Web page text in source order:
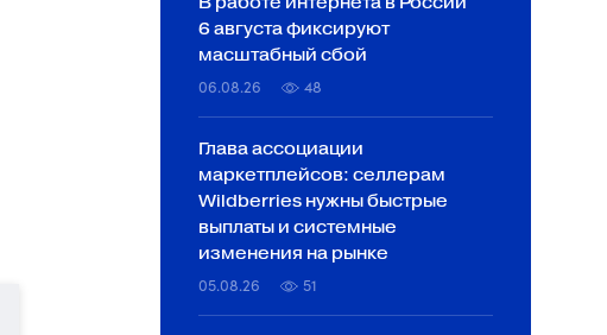
6 августа фиксируют
масштабный сбой
06.08.26 48
Глава ассоциации
маркетплейсов: селлерам
Wildberries нужны быстрые
выплаты и системные
изменения на рынке
05.08.26 51